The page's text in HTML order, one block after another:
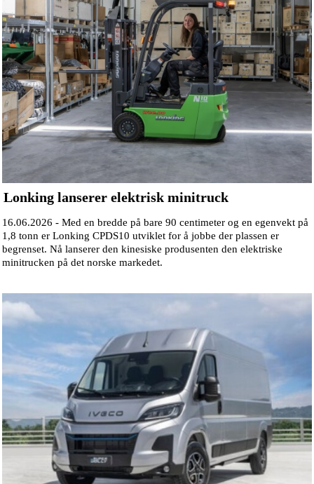
Lonking lanserer elektrisk minitruck
16.06.2026 - Med en bredde på bare 90 centimeter og en egenvekt på
1,8 tonn er Lonking CPDS10 utviklet for å jobbe der plassen er
begrenset. Nå lanserer den kinesiske produsenten den elektriske
minitrucken på det norske markedet.